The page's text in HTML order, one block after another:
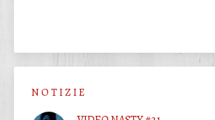
N O T I Z I E